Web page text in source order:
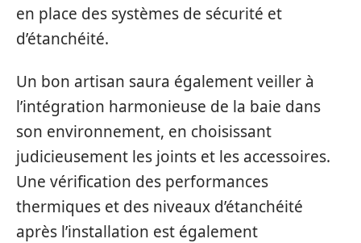
en place des systèmes de sécurité et
d’étanchéité.
Un bon artisan saura également veiller à
l’intégration harmonieuse de la baie dans
son environnement, en choisissant
judicieusement les joints et les accessoires.
Une vérification des performances
thermiques et des niveaux d’étanchéité
après l’installation est également